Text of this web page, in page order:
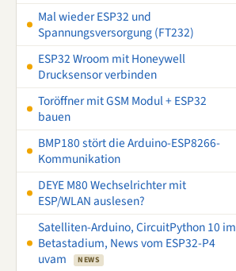
Mal wieder ESP32 und
Spannungsversorgung (FT232)
ESP32 Wroom mit Honeywell
Drucksensor verbinden
Toröffner mit GSM Modul + ESP32
bauen
BMP180 stört die Arduino-ESP8266-
Kommunikation
DEYE M80 Wechselrichter mit
ESP/WLAN auslesen?
Satelliten-Arduino, CircuitPython 10 im
Betastadium, News vom ESP32-P4
uvam
NEWS